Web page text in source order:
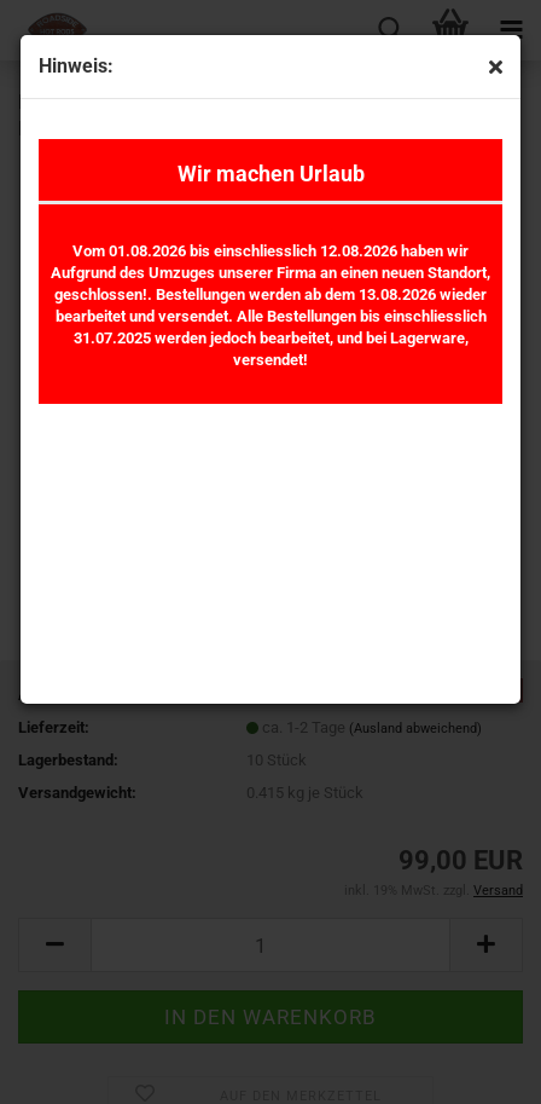
Hinweis:
Wir machen Urlaub
Vom 01.08.2026 bis einschliesslich 12.08.2026 haben wir
Aufgrund des Umzuges unserer Firma an einen neuen Standort,
geschlossen!. Bestellungen werden ab dem 13.08.2026 wieder
bearbeitet und versendet. Alle Bestellungen bis einschliesslich
31.07.2025 werden jedoch bearbeitet, und bei Lagerware,
versendet!
Ford Flathead V8 Ventilspiel-Einstellwerkzeug Werkzeug
Art.Nr.:
Lieferzeit:
ca. 1-2 Tage (Ausland abweichend)
Lagerbestand: 10 Stück
Versandgewicht:
0.415 kg je Stück
99,00 EUR
Versand